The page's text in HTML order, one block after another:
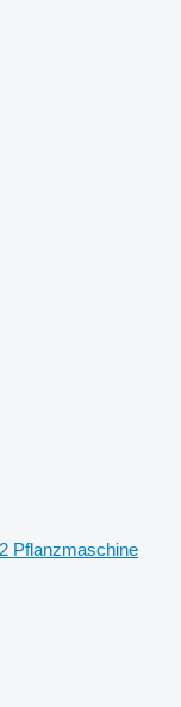
Pflanzmaschine